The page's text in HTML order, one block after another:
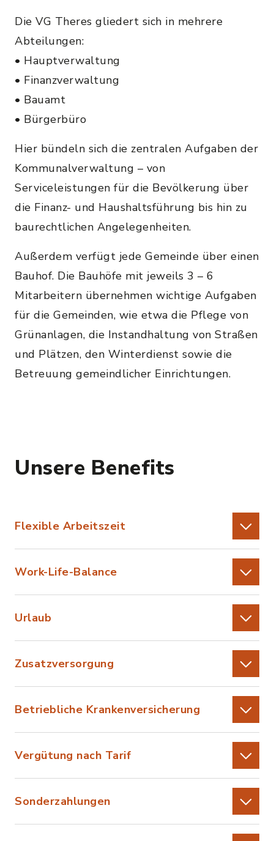
Die VG Theres gliedert sich in mehrere
Abteilungen:
• Hauptverwaltung
• Finanzverwaltung
• Bauamt
• Bürgerbüro
Hier bündeln sich die zentralen Aufgaben der
Kommunalverwaltung – von
Serviceleistungen für die Bevölkerung über
die Finanz- und Haushaltsführung bis hin zu
baurechtlichen Angelegenheiten.
Außerdem verfügt jede Gemeinde über einen
Bauhof. Die Bauhöfe mit jeweils 3 – 6
Mitarbeitern übernehmen wichtige Aufgaben
für die Gemeinden, wie etwa die Pflege von
Grünanlagen, die Instandhaltung von Straßen
und Plätzen, den Winterdienst sowie die
Betreuung gemeindlicher Einrichtungen.
Unsere Benefits
Flexible Arbeitszeit
Work-Life-Balance
Urlaub
Zusatzversorgung
Betriebliche Krankenversicherung
Vergütung nach Tarif
Sonderzahlungen